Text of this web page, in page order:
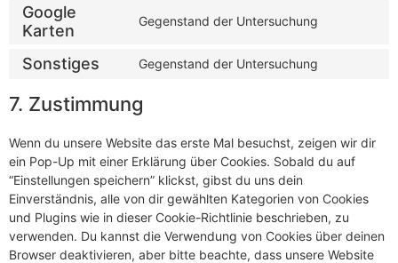
Google
Karten
Gegenstand der Untersuchung
Sonstiges Gegenstand der Untersuchung
7. Zustimmung
Wenn du unsere Website das erste Mal besuchst, zeigen wir dir
ein Pop-Up mit einer Erklärung über Cookies. Sobald du auf
“Einstellungen speichern” klickst, gibst du uns dein
Einverständnis, alle von dir gewählten Kategorien von Cookies
und Plugins wie in dieser Cookie-Richtlinie beschrieben, zu
verwenden. Du kannst die Verwendung von Cookies über deinen
Browser deaktivieren, aber bitte beachte, dass unsere Website